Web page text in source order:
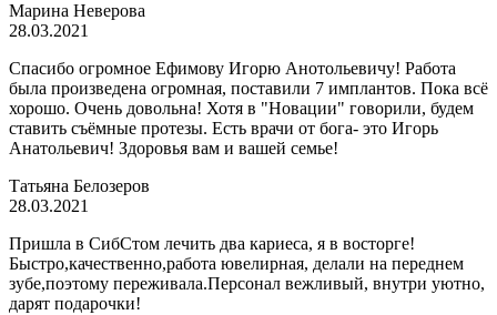
Марина Неверова
28.03.2021
Спасибо огромное Ефимову Игорю Анотольевичу! Работа
была произведена огромная, поставили 7 имплантов. Пока всё
хорошо. Очень довольна! Хотя в "Новации" говорили, будем
ставить съёмные протезы. Есть врачи от бога- это Игорь
Анатольевич! Здоровья вам и вашей семье!
Татьяна Белозеров
28.03.2021
Пришла в СибСтом лечить два кариеса, я в восторге!
Быстро,качественно,работа ювелирная, делали на переднем
зубе,поэтому переживала.Персонал вежливый, внутри уютно,
дарят подарочки!